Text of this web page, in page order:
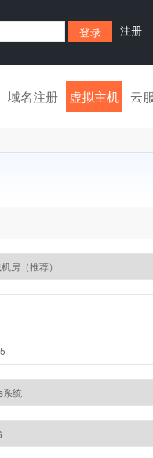
注册
域名注册 虚拟主机 云